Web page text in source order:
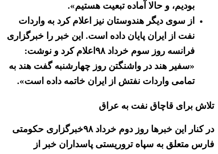
بودیم، و حالا آماده تبعیت هستیم».
از سوی دیگر هندوستان نیز اعلام کرد به واردات
نفت از ایران پایان داده است. این خبر را خبرگزاری
فرانسه روز سوم خرداد ۹۸اعلام کرد و نوشت:
«سفیر هند در واشنگتن روز چهارشنبه گفت هند به
تمامی واردات نفتش از ایران خاتمه داده است».
تلاش برای قاچاق نفت به عراق
در کنار این خبرها روز دوم خرداد ۹۸خبرگزاری حکومتی
فارس متعلق به سپاه تروریستی پاسداران خبر از